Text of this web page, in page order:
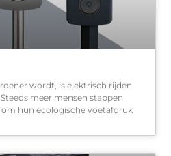
wordt, is elektrisch rijden
meer mensen stappen
om hun ecologische voetafdruk